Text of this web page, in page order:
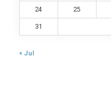
24 25
31
« Jul